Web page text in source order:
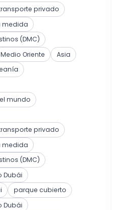
privado
medida
(DMC)
Medio Oriente
Asia
mundo
privado
medida
(DMC)
Dubái
parque cubierto
Dubái